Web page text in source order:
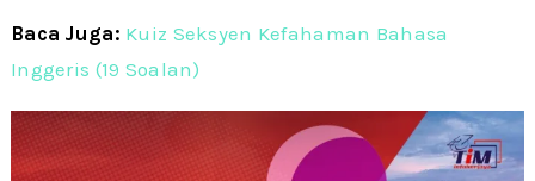
Baca Juga: Kuiz Seksyen Kefahaman Bahasa
Inggeris (19 Soalan)